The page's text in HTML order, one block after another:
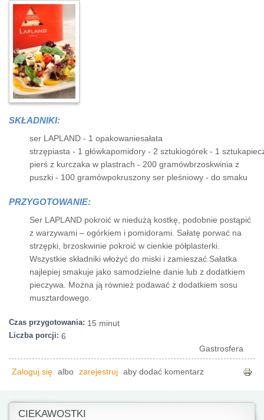
SKŁADNIKI:
ser LAPLAND - 1 opakowaniesałata
strzępiasta - 1 główkapomidory - 2 sztukiogórek - 1
pierś z kurczaka w plastrach - 200 gramówbrzoskwinia z
puszki - 100 gramówpokruszony ser pleśniowy - do smaku
PRZYGOTOWANIE:
Ser LAPLAND pokroić w niedużą kostkę, podobnie postąpić
z warzywami – ogórkiem i pomidorami. Sałatę porwać na
strzępki, brzoskwinie pokroić w cienkie półplasterki.
Wszystkie składniki włożyć do miski i zamieszać.Sałatka
najlepiej smakuje jako samodzielne danie lub z dodatkiem
pieczywa. Można ją również podawać z dodatkiem sosu
musztardowego.
Czas przygotowania: 15 minut
Liczba porcji: 6
Gastrosfera
Zaloguj się albo zarejestruj aby dodać komentarz
CIEKAWOSTKI